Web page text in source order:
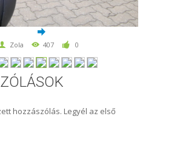
Zola 407 0
hozzászólás. Legyél az első